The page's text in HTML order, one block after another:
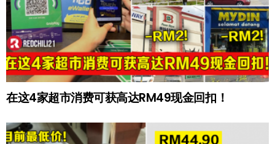
在这4家超市消费可获高达RM49现金回扣！